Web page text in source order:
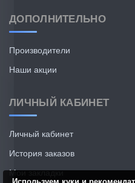
ДОПОЛНИТЕЛЬНО
Производители
Наши акции
ЛИЧНЫЙ КАБИНЕТ
Личный кабинет
История заказов
Мои закладки